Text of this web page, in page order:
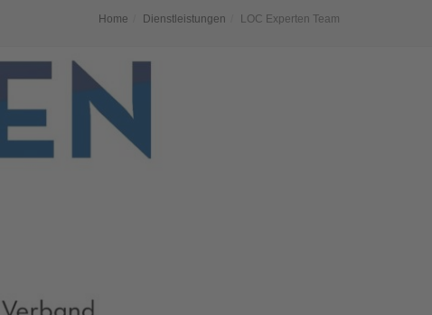
Home Dienstleistungen LOC Experten Team